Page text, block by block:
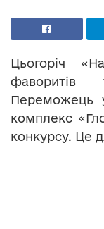
Цьогоріч
фаворитів
Переможець
комплекс
конкурсу. Це